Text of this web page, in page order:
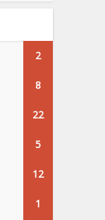
2
8
22
5
12
1